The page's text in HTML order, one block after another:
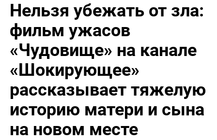
Нельзя убежать от зла:
фильм ужасов
«Чудовище» на канале
«Шокирующее»
рассказывает тяжелую
историю матери и сына
на новом месте